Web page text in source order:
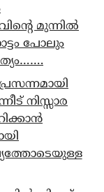
മുന്നിൽ
പോലും
നിസ്സാര